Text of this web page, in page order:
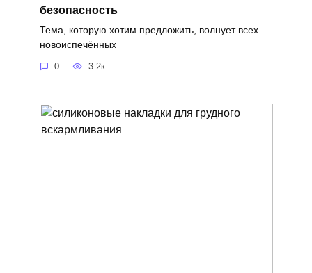
безопасность
Тема, которую хотим предложить, волнует всех
новоиспечённых
0 3.2к.